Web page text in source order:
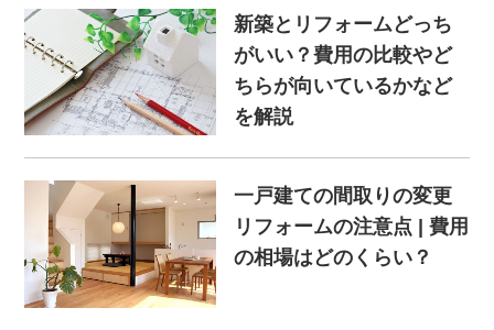
新築とリフォームどっち
がいい？費用の比較やど
ちらが向いているかなど
を解説
一戸建ての間取りの変更
リフォームの注意点 | 費用
の相場はどのくらい？